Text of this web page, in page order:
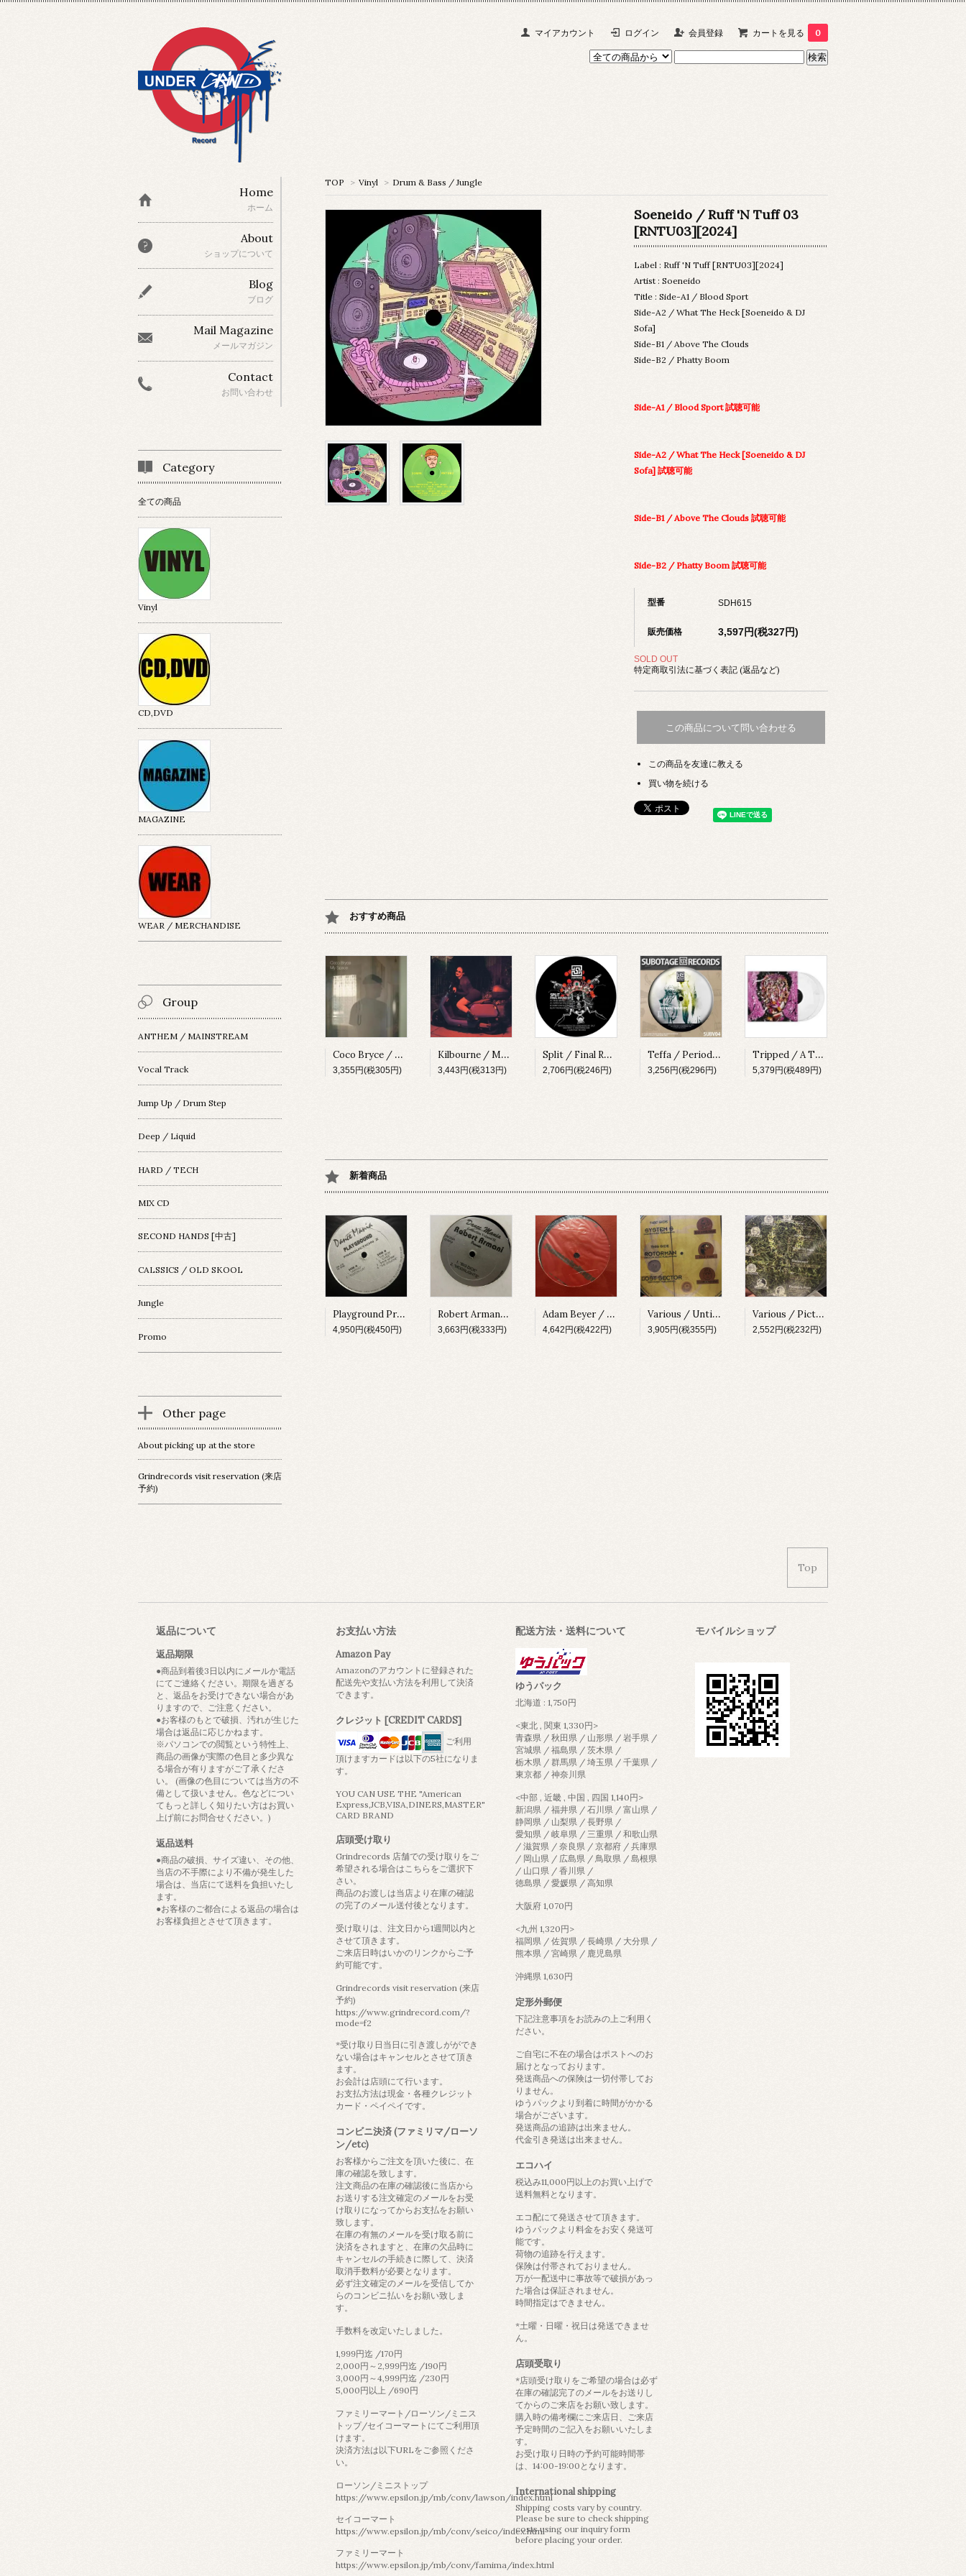
マイアカウント ログイン 会員登録 カートを見る 0
TOP > Vinyl > Drum & Bass / Jungle
Soeneido / Ruff 'N Tuff 03
[RNTU03][2024]
Label : Ruff 'N Tuff [RNTU03][2024]
Artist : Soeneido
Title : Side-A1 / Blood Sport
Side-A2 / What The Heck [Soeneido & DJ
Sofa]
Side-B1 / Above The Clouds
Side-B2 / Phatty Boom
Side-A1 / Blood Sport 試聴可能
Side-A2 / What The Heck [Soeneido & DJ
Sofa] 試聴可能
Side-B1 / Above The Clouds 試聴可能
Side-B2 / Phatty Boom 試聴可能
型番 SDH615
販売価格 3,597円(税327円)
SOLD OUT
特定商取引法に基づく表記 (返品など)
この商品について問い合わせる
この商品を友達に教える
買い物を続ける
おすすめ商品
Coco Bryce / My Space [PRSPCT299][2023]
3,355円(税305円)
Kilbourne / Milkshake [PRSPCT304][2023]
3,443円(税313円)
Split / Final Round EP [SUBV03][2023]
2,706円(税246円)
Teffa / Periodic Wave EP [SUBV04][2023]
3,256円(税296円)
Tripped / A Thing About Something [MADLP001][2023]
5,379円(税489円)
新着商品
Playground Production Z / Vertigo [DM076][1994]
4,950円(税450円)
Robert Armani / Collection Volume II [DM222][1997]
3,663円(税333円)
Adam Beyer / Remainings [CODERED03][1997]
4,642円(税422円)
Various / Untitled [X-010][1996]
3,905円(税355円)
Various / Picture Disc [X-020][1997]
2,552円(税232円)
Home
ホーム
About
ショップについて
Blog
ブログ
Mail Magazine
メールマガジン
Contact
お問い合わせ
Category
全ての商品
Vinyl
CD,DVD
MAGAZINE
WEAR / MERCHANDISE
Group
ANTHEM / MAINSTREAM
Vocal Track
Jump Up / Drum Step
Deep / Liquid
HARD / TECH
MIX CD
SECOND HANDS [中古]
CALSSICS / OLD SKOOL
Jungle
Promo
Other page
About picking up at the store
Grindrecords visit reservation (来店
予約)
Top
返品について
返品期限
●商品到着後3日以内にメールか電話
にてご連絡ください。期限を過ぎる
と、返品をお受けできない場合があ
りますので、ご注意ください。
●お客様のもとで破損、汚れが生じた
場合は返品に応じかねます。
※パソコンでの閲覧という特性上、
商品の画像が実際の色目と多少異な
る場合が有りますがご了承くださ
い。 (画像の色目については当方の不
備として扱いません。色などについ
てもっと詳しく知りたい方はお買い
上げ前にお問合せください。)
返品送料
●商品の破損、サイズ違い、その他、
当店の不手際により不備が発生した
場合は、当店にて送料を負担いたし
ます。
●お客様のご都合による返品の場合は
お客様負担とさせて頂きます。
お支払い方法
Amazon Pay
Amazonのアカウントに登録された
配送先や支払い方法を利用して決済
できます。
クレジット [CREDIT CARDS]
ご利用
頂けますカードは以下の5社になりま
す。
YOU CAN USE THE "American
Express,JCB,VISA,DINERS,MASTER"
CARD BRAND
店頭受け取り
Grindrecords 店舗での受け取りをご
希望される場合はこちらをご選択下
さい。
商品のお渡しは当店より在庫の確認
の完了のメール送付後となります。
受け取りは、注文日から1週間以内と
させて頂きます。
ご来店日時はいかのリンクからご予
約可能です。
Grindrecords visit reservation (来店
予約)
https://www.grindrecord.com/?
mode=f2
*受け取り日当日に引き渡しがができ
ない場合はキャンセルとさせて頂き
ます。
お会計は店頭にて行います。
お支払方法は現金・各種クレジット
カード・ペイペイです。
コンビニ決済 (ファミリマ/ローソ
ン/etc)
お客様からご注文を頂いた後に、在
庫の確認を致します。
注文商品の在庫の確認後に当店から
お送りする注文確定のメールをお受
け取りになってからお支払をお願い
致します。
在庫の有無のメールを受け取る前に
決済をされますと、在庫の欠品時に
キャンセルの手続きに際して、決済
取消手数料が必要となります。
必ず注文確定のメールを受信してか
らのコンビニ払いをお願い致しま
す。
手数料を改定いたしました。
1,999円迄 /170円
2,000円～2,999円迄 /190円
3,000円～4,999円迄 /230円
5,000円以上 /690円
ファミリーマート/ローソン/ミニス
トップ/セイコーマートにてご利用頂
けます。
決済方法は以下URLをご参照くださ
い。
ローソン/ミニストップ
https://www.epsilon.jp/mb/conv/lawson/index.html
セイコーマート
https://www.epsilon.jp/mb/conv/seico/index.html
ファミリーマート
https://www.epsilon.jp/mb/conv/famima/index.html
配送方法・送料について
ゆうパック
北海道 : 1,750円
<東北 , 関東 1,330円>
青森県 / 秋田県 / 山形県 / 岩手県 /
宮城県 / 福島県 / 茨木県 /
栃木県 / 群馬県 / 埼玉県 / 千葉県 /
東京都 / 神奈川県
<中部 , 近畿 , 中国 , 四国 1,140円>
新潟県 / 福井県 / 石川県 / 富山県 /
静岡県 / 山梨県 / 長野県 /
愛知県 / 岐阜県 / 三重県 / 和歌山県
/ 滋賀県 / 奈良県 / 京都府 / 兵庫県
/ 岡山県 / 広島県 / 鳥取県 / 島根県
/ 山口県 / 香川県 /
徳島県 / 愛媛県 / 高知県
大阪府 1,070円
<九州 1,320円>
福岡県 / 佐賀県 / 長崎県 / 大分県 /
熊本県 / 宮崎県 / 鹿児島県
沖縄県 1,630円
定形外郵便
下記注意事項をお読みの上ご利用く
ださい。
ご自宅に不在の場合はポストへのお
届けとなっております。
発送商品への保険は一切付帯してお
りません。
ゆうパックより到着に時間がかかる
場合がございます。
発送商品の追跡は出来ません。
代金引き発送は出来ません。
エコハイ
税込み11,000円以上のお買い上げで
送料無料となります。
エコ配にて発送させて頂きます。
ゆうパックより料金をお安く発送可
能です。
荷物の追跡を行えます。
保険は付帯されておりません。
万が一配送中に事故等で破損があっ
た場合は保証されません。
時間指定はできません。
*土曜・日曜・祝日は発送できませ
ん。
店頭受取り
*店頭受け取りをご希望の場合は必ず
在庫の確認完了のメールをお送りし
てからのご来店をお願い致します。
購入時の備考欄にご来店日、ご来店
予定時間のご記入をお願いいたしま
す。
お受け取り日時の予約可能時間帯
は、14:00-19:00となります。
International shipping
Shipping costs vary by country.
Please be sure to check shipping
costs using our inquiry form
before placing your order.
モバイルショップ